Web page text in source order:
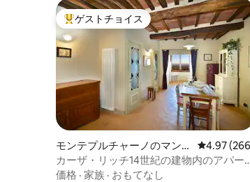
大好評のゲストチョイスです。
ゲストチョイス
モンテプルチャーノのマンシ
ョン・アパート
レビュー
4.97
カーザ・リッチ14世紀の建物内のアパー
トメント
価格 · 家族 · おもてなし